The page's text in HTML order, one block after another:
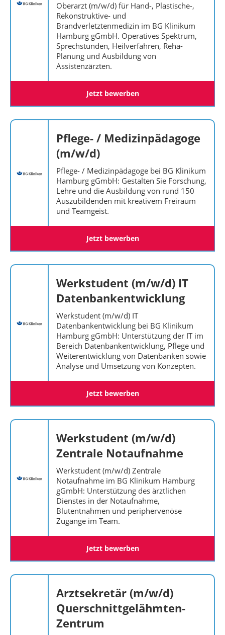
Oberarzt (m/w/d) für Hand-, Plastische-,
Rekonstruktive- und
Brandverletztenmedizin im BG Klinikum
Hamburg gGmbH. Operatives Spektrum,
Sprechstunden, Heilverfahren, Reha-
Planung und Ausbildung von
Assistenzärzten.
Jetzt bewerben
Pflege- / Medizinpädagoge
(m/w/d)
Pflege- / Medizinpädagoge bei BG Klinikum
Hamburg gGmbH: Gestalten Sie Forschung,
Lehre und die Ausbildung von rund 150
Auszubildenden mit kreativem Freiraum
und Teamgeist.
Jetzt bewerben
Werkstudent (m/w/d) IT
Datenbankentwicklung
Werkstudent (m/w/d) IT
Datenbankentwicklung bei BG Klinikum
Hamburg gGmbH: Unterstützung der IT im
Bereich Datenbankentwicklung, Pflege und
Weiterentwicklung von Datenbanken sowie
Analyse und Umsetzung von Konzepten.
Jetzt bewerben
Werkstudent (m/w/d)
Zentrale Notaufnahme
Werkstudent (m/w/d) Zentrale
Notaufnahme im BG Klinikum Hamburg
gGmbH: Unterstützung des ärztlichen
Dienstes in der Notaufnahme,
Blutentnahmen und periphervenöse
Zugänge im Team.
Jetzt bewerben
Arztsekretär (m/w/d)
Querschnittgelähmten-
Zentrum